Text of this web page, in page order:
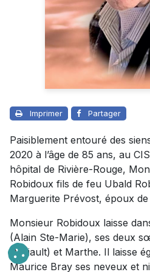
Imprimer Partager
Paisiblement entouré des
2020 à l’âge de 85 ans, au
hôpital de Rivière-Rouge,
Robidoux fils de feu Ubald
Marguerite Prévost, époux
Monsieur Robidoux laisse
(Alain Ste-Marie), ses deux
Daviault) et Marthe. Il laisse
Maurice Bray ses neveux et